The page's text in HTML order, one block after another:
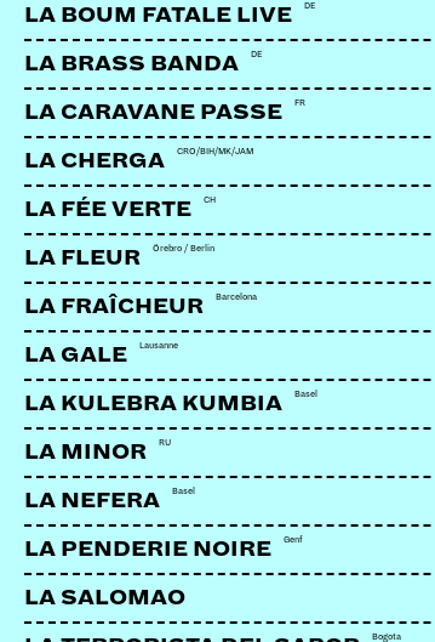
LA BOUM FATALE LIVE DE
LA BRASS BANDA DE
LA CARAVANE PASSE FR
LA CHERGA CRO/BIH/MK/JAM
LA FÉE VERTE CH
LA FLEUR Örebro / Berlin
LA FRAÎCHEUR Barcelona
LA GALE Lausanne
LA KULEBRA KUMBIA Basel
LA MINOR RU
LA NEFERA Basel
LA PENDERIE NOIRE Genf
LA SALOMAO
Bogota